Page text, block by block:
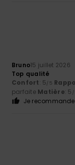
Bruno15 juillet 2026
Top qualité
Confort: 5/5
parfaite Matière: 5
Je